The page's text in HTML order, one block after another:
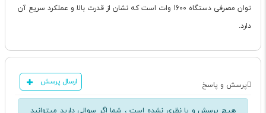
توان مصرفی دستگاه 1600 وات است که نشان از قدرت بالا و عملکرد سریع آن
دارد.
پرسش و پاسخ ارسال پرسش
هیچ پرسش و یا نظری نشده است ، شما اگر سوالی دارید میتوانید